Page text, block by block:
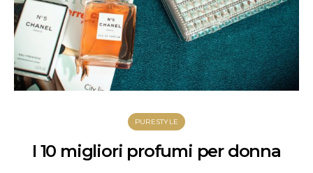
PURESTYLE
I 10 migliori profumi per donna